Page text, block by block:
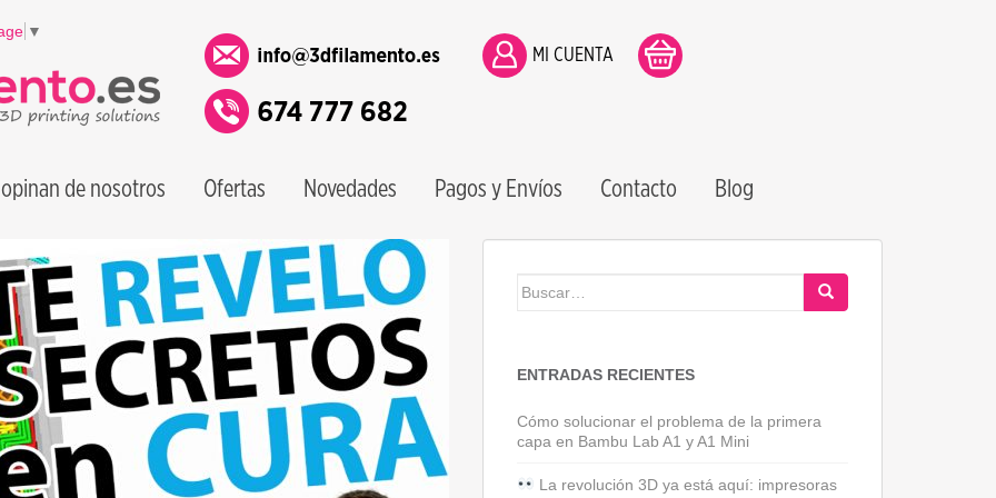
▼
MI CUENTA
de nosotros Ofertas Novedades Pagos y Envíos Contacto Blog
Buscar:
ENTRADAS RECIENTES
Cómo solucionar el problema de la primera
capa en Bambu Lab A1 y A1 Mini
La revolución 3D ya está aquí: impresoras